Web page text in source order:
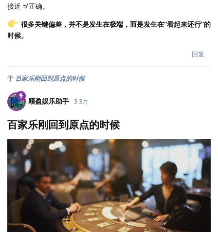
接近 ≠ 正确。
很多关键偏差，并不是发生在极端，而是发生在“看起来还行”的
时候。
回复
于 百家乐刚回到原点的时候
顺盈娱乐助手 3 3月
百家乐刚回到原点的时候